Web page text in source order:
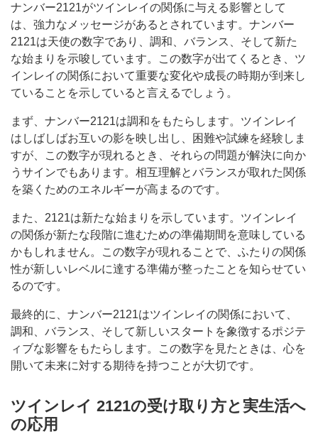
ナンバー2121がツインレイの関係に与える影響として
は、強力なメッセージがあるとされています。ナンバー
2121は天使の数字であり、調和、バランス、そして新た
な始まりを示唆しています。この数字が出てくるとき、ツ
インレイの関係において重要な変化や成長の時期が到来し
ていることを示していると言えるでしょう。
まず、ナンバー2121は調和をもたらします。ツインレイ
はしばしばお互いの影を映し出し、困難や試練を経験しま
すが、この数字が現れるとき、それらの問題が解決に向か
うサインでもあります。相互理解とバランスが取れた関係
を築くためのエネルギーが高まるのです。
また、2121は新たな始まりを示しています。ツインレイ
の関係が新たな段階に進むための準備期間を意味している
かもしれません。この数字が現れることで、ふたりの関係
性が新しいレベルに達する準備が整ったことを知らせてい
るのです。
最終的に、ナンバー2121はツインレイの関係において、
調和、バランス、そして新しいスタートを象徴するポジテ
ィブな影響をもたらします。この数字を見たときは、心を
開いて未来に対する期待を持つことが大切です。
ツインレイ 2121の受け取り方と実生活へ
の応用